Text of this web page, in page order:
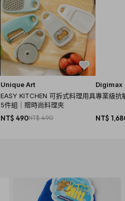
Unique Art
EASY KITCHEN 可拆式料理用具
5件組｜贈時尚料理夾
NT$ 490NT$ 490
Digimax
專業級抗
NT$